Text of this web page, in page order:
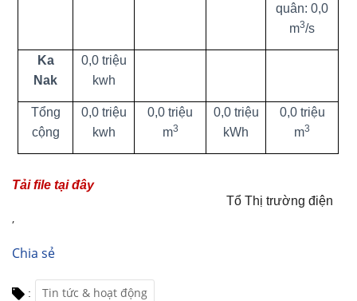
quân: 0,0
m3/s
Ka
Nak
0,0 triệu
kwh
Tổng
cộng
0,0 triệu
kwh
­0,0 triệu
m3
0,0 triệu
kWh
0,0 triệu
m3
Tải file tại đây
Tổ Thị trường điện
Chia sẻ
: Tin tức & hoạt động
,